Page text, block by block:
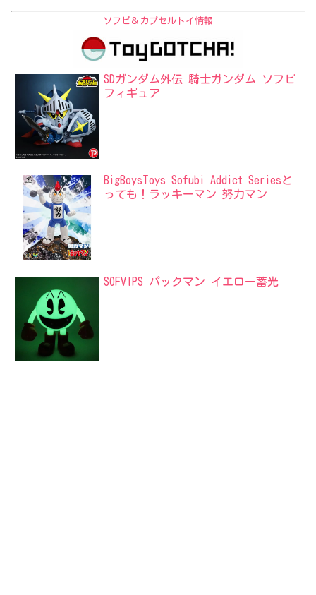
ソフビ＆カプセルトイ情報
SDガンダム外伝 騎士ガンダム ソフビ
フィギュア
BigBoysToys Sofubi Addict Seriesと
っても！ラッキーマン 努力マン
SOFVIPS パックマン イエロー蓄光